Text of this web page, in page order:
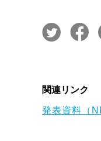
関連リンク
発表資料（